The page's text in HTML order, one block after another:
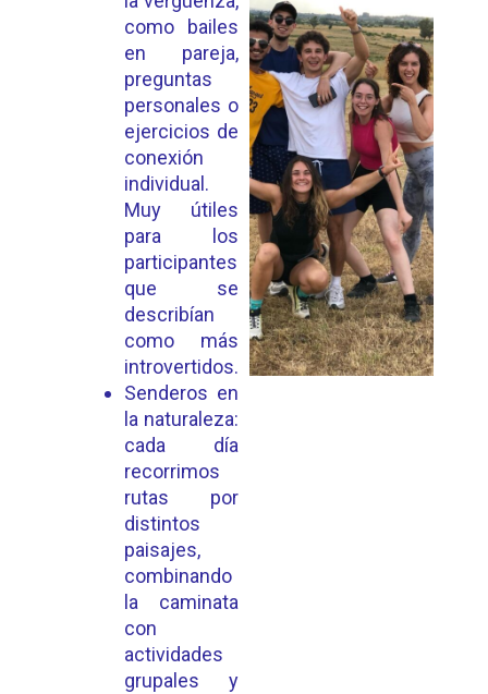
como bailes
en pareja,
preguntas
personales o
ejercicios de
conexión
individual.
Muy útiles
para los
participantes
que se
describían
como más
introvertidos.
Senderos en
la naturaleza:
cada día
recorrimos
rutas por
distintos
paisajes,
combinando
la caminata
con
actividades
grupales y